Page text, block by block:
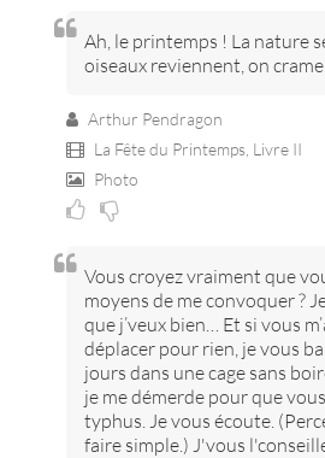
Ah, le printemps ! La nature
oiseaux reviennent, on crame
Arthur Pendragon
La Fête du Printemps, Livre II
Photo
Vous croyez vraiment que
moyens de me convoquer ?
que j’veux bien… Et si vous
déplacer pour rien, je vous
jours dans une cage sans
je me démerde pour que
typhus. Je vous écoute.
faire simple.) J'vous